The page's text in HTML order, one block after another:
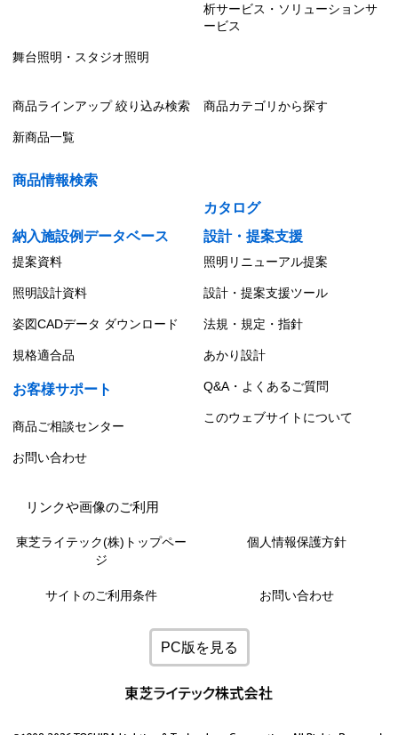
析サービス・ソリューションサ
ービス
舞台照明・スタジオ照明
商品ラインアップ 絞り込み検索 商品カテゴリから探す
新商品一覧
商品情報検索
カタログ
納入施設例データベース
設計・提案支援
提案資料 照明リニューアル提案
照明設計資料 設計・提案支援ツール
姿図CADデータ ダウンロード 法規・規定・指針
規格適合品 あかり設計
お客様サポート Q&A・よくあるご質問
商品ご相談センター
このウェブサイトについて
お問い合わせ
リンクや画像のご利用
東芝ライテック(株)トップペー
ジ
個人情報保護方針
サイトのご利用条件 お問い合わせ
PC版を見る